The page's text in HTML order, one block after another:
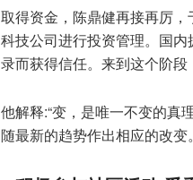
取得资金，陈鼎健再接再厉
科技公司进行投资管理。国
录而获得信任。来到这个阶段
他解释:“变，是唯一不变的真
随最新的趋势作出相应的改变